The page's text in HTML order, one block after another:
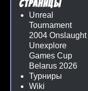
Страницы
Unreal
Tournament
2004 Onslaught
Unexplore
Games Cup
Belarus 2026
Турниры
Wiki